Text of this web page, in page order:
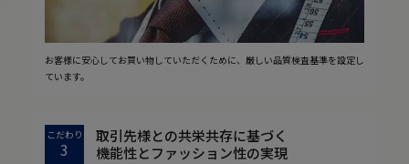
お客様に安心してお買い物していただくために、厳しい品質検査基準を設定し
ています。
こだわり
3
取引先様との共栄共存に基づく
機能性とファッション性の実現